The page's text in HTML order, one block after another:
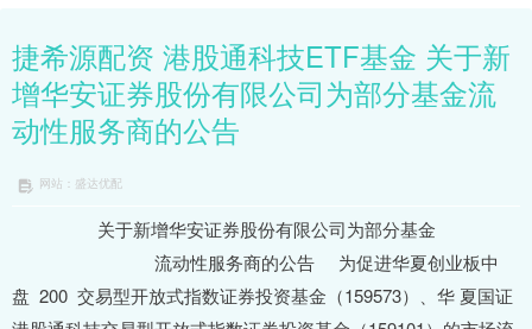
捷希源配资 港股通科技ETF基金 关于新
增华安证券股份有限公司为部分基金流
动性服务商的公告
网站：盛达优配
关于新增华安证券股份有限公司为部分基金
流动性服务商的公告 为促进华夏创业板中
盘 200 交易型开放式指数证券投资基金（159573）、华 夏国证